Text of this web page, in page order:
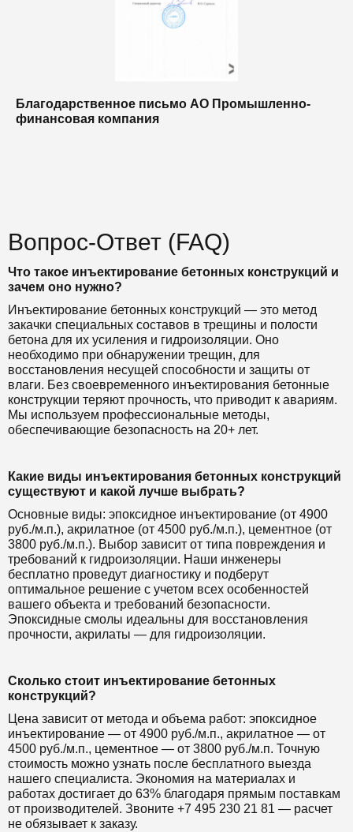
Благодарственное письмо АО Промышленно-
финансовая компания
Вопрос-Ответ (FAQ)
Что такое инъектирование бетонных конструкций и
зачем оно нужно?
Инъектирование бетонных конструкций — это метод
закачки специальных составов в трещины и полости
бетона для их усиления и гидроизоляции. Оно
необходимо при обнаружении трещин, для
восстановления несущей способности и защиты от
влаги. Без своевременного инъектирования бетонные
конструкции теряют прочность, что приводит к авариям.
Мы используем профессиональные методы,
обеспечивающие безопасность на 20+ лет.
Какие виды инъектирования бетонных конструкций
существуют и какой лучше выбрать?
Основные виды: эпоксидное инъектирование (от 4900
руб./м.п.), акрилатное (от 4500 руб./м.п.), цементное (от
3800 руб./м.п.). Выбор зависит от типа повреждения и
требований к гидроизоляции. Наши инженеры
бесплатно проведут диагностику и подберут
оптимальное решение с учетом всех особенностей
вашего объекта и требований безопасности.
Эпоксидные смолы идеальны для восстановления
прочности, акрилаты — для гидроизоляции.
Сколько стоит инъектирование бетонных
конструкций?
Цена зависит от метода и объема работ: эпоксидное
инъектирование — от 4900 руб./м.п., акрилатное — от
4500 руб./м.п., цементное — от 3800 руб./м.п. Точную
стоимость можно узнать после бесплатного выезда
нашего специалиста. Экономия на материалах и
работах достигает до 63% благодаря прямым поставкам
от производителей. Звоните +7 495 230 21 81 — расчет
не обязывает к заказу.